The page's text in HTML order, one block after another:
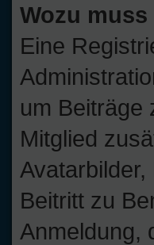
Wozu
Eine
um Beiträge
Mitglied
Beitritt zu
Anmeldung,